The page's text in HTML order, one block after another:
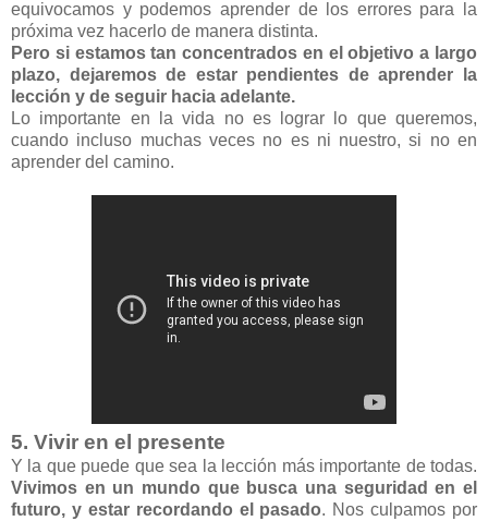
equivocamos y podemos aprender de los errores para la
próxima vez hacerlo de manera distinta.
Pero si estamos tan concentrados en el objetivo a largo
plazo, dejaremos de estar pendientes de aprender la
lección y de seguir hacia adelante.
Lo importante en la vida no es lograr lo que queremos,
cuando incluso muchas veces no es ni nuestro, si no en
aprender del camino.
5. Vivir en el presente
Y la que puede que sea la lección más importante de todas.
Vivimos en un mundo que busca una seguridad en el
futuro, y estar recordando el pasado. Nos culpamos por